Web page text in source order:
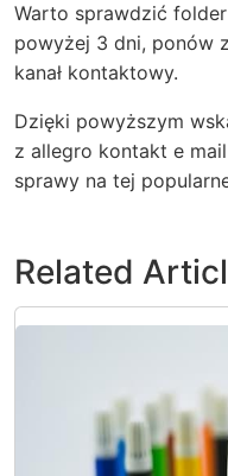
Warto sprawdzić
powyżej 3 dni, ponów
kanał kontaktowy.
Dzięki powyższym
z allegro kontakt e
sprawy na tej
Related